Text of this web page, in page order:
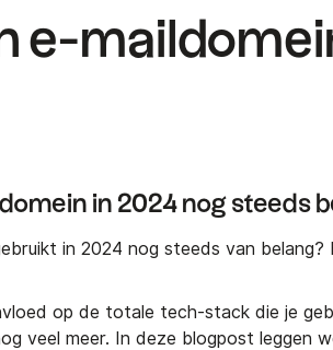
e-
in 2024 nog steeds
in 2024 nog steeds van
op de totale tech-stack die je
veel meer. In deze blogpost leggen